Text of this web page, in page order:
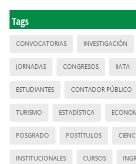
Tags
CONVOCATORIAS INVESTIGACIÓN
JORNADAS CONGRESOS IIATA
ESTUDIANTES CONTADOR PÚBLICO
TURISMO ESTADÍSTICA
POSGRADO POSTÍTULOS
INSTITUCIONALES CURSOS